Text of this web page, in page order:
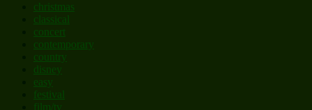
christmas
classical
concert
contemporary
country
disney
easy
festival
film/tv